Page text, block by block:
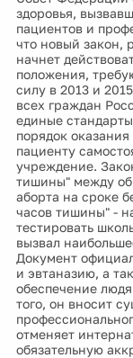
здоровья,
пациентов и
что новый закон,
начнет
положения,
силу в 2013 и
всех граждан
единые
порядок
пациенту
учреждение.
тишины" между
аборта на сроке
часов тишины" -
тестировать
вызвал
Документ
и эвтаназию, а
обеспечение
того, он вносит
отменяет
обязательную